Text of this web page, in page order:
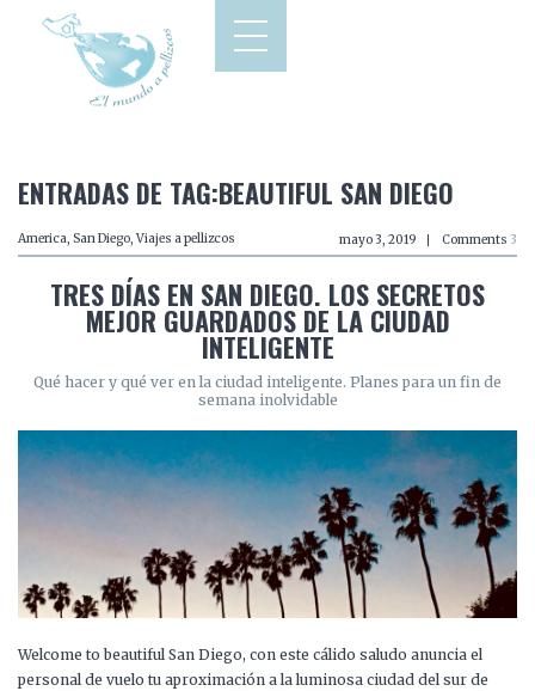
ENTRADAS DE TAG:BEAUTIFUL SAN DIEGO
America, San Diego, Viajes a pellizcos mayo 3, 2019 Comments 3
TRES DÍAS EN SAN DIEGO. LOS SECRETOS
MEJOR GUARDADOS DE LA CIUDAD
INTELIGENTE
Qué hacer y qué ver en la ciudad inteligente. Planes para un fin de
semana inolvidable
Welcome to beautiful San Diego, con este cálido saludo anuncia el
personal de vuelo tu aproximación a la luminosa ciudad del sur de